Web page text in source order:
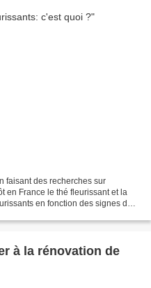
faisant des recherches sur
en France le thé fleurissant et la
en fonction des signes du
à la rénovation de